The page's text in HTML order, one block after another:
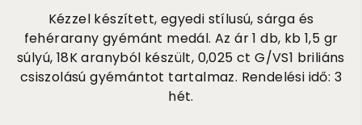
Kézzel készített, egyedi stílusú, sárga és
fehérarany gyémánt medál. Az ár 1 db, kb 1,5 gr
súlyú, 18K aranyból készült, 0,025 ct G/VS1 briliáns
csiszolású gyémántot tartalmaz. Rendelési idő: 3
hét.